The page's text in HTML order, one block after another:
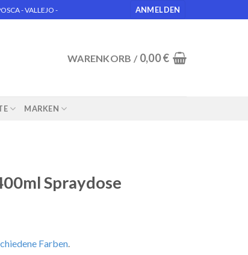
- VALLEJO - ANMELDEN
WARENKORB / 0,00€
MARKEN
Spraydose
Farben.